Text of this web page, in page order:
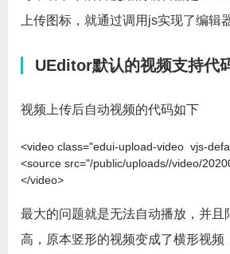
上传图标，就通过调用js实现了编辑
UEditor默认的视频支持代
视频上传后自动视频的代码如下
<video class="edui-upload-video  vjs-
<source src="/public/uploads//video/
</video>
最大的问题就是无法自动播放，并且
高，原本竖形的视频变成了横形视频